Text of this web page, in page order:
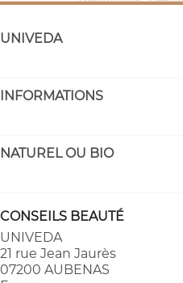
UNIVEDA
INFORMATIONS
NATUREL OU BIO
CONSEILS BEAUTÉ
UNIVEDA
21 rue Jean Jaurès
07200 AUBENAS